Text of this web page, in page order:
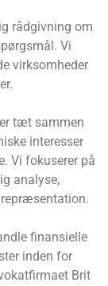
rådgivning om
Vi
virksomheder
tæt sammen
interesser
Vi fokuserer på
analyse,
finansielle
inden for
Brit